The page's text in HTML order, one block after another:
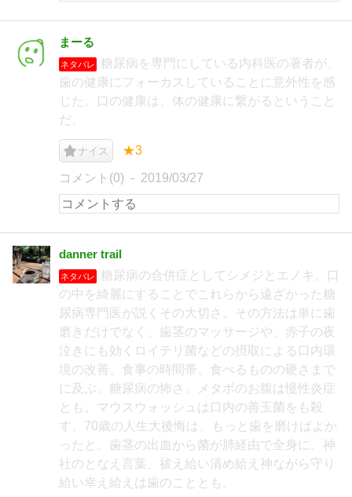
まーる
ネタバレ
糖尿病を専門にしている内科医の著者が、
歯の健康にフォーカスしていることに意外性を感
じた。口の健康は、体の健康に繋がるということ
だ。
ナイス ★3
コメント(0) 2019/03/27
danner trail
ネタバレ
糖尿病の合併症としてシメジとエノキ。口
の中を綺麗にすることでこれらから遠ざかった糖
尿病専門医が説くその大切さ。その方法は単に歯
磨きだけでなく、歯茎のマッサージや、赤子の夜
泣きにも効くロイテリ菌などの摂取による口内環
境の改善、食事の時間帯、食べるものの硬さまで
に及ぶ。糖尿病の怖さ。メタボのお腹は慢性炎症
とも。マウスウォッシュは口内の善玉菌をも殺
す。70歳の人生大後悔は、もっと歯を磨けばよか
ったと。歯茎の出血から菌が肺経由で全身に。神
社のとなえ言葉、祓え給い清め給え神ながら守り
給い幸え給えは歯のこととも。